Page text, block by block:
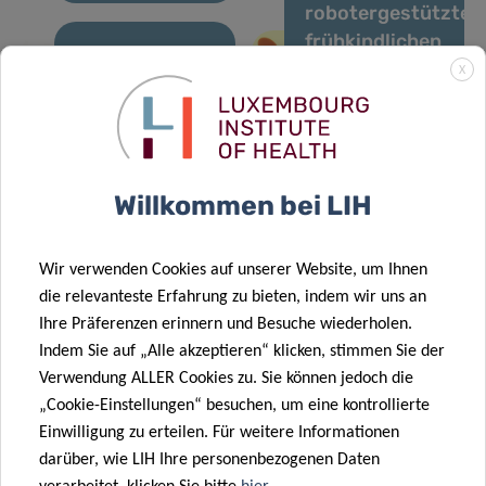
OBEClust:
Gemeinsam
gegen
robotergestützten
frühkindlichen
zu Hause für
autistische
Kinder mit
28 Nov. 2025
LIH-Studie
enthüllt
chemische
die mit einem
höheren
Risiko für
Stoffwechselerkrankungen
in Verbindung
stehen
Forschung zu
Ungleichheiten
bei
vorantreiben
Veröffentlichung
des
dreijährlichen
Berichts
„Überwachung
Europa startet
CancerWatch:
Verbesserung
der Qualität
X
Willkommen bei LIH
Wir verwenden Cookies auf unserer Website, um Ihnen
die relevanteste Erfahrung zu bieten, indem wir uns an
Ihre Präferenzen erinnern und Besuche wiederholen.
Indem Sie auf „Alle akzeptieren“ klicken, stimmen Sie der
Verwendung ALLER Cookies zu. Sie können jedoch die
„Cookie-Einstellungen“ besuchen, um eine kontrollierte
Einwilligung zu erteilen. Für weitere Informationen
darüber, wie LIH Ihre personenbezogenen Daten